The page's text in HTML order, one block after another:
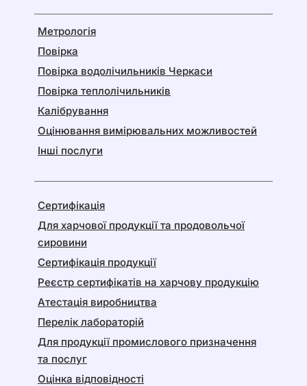
Метрологія
Повірка
Повірка водолічильників Черкаси
Повірка теплолічильників
Калібрування
Оцінювання вимірювальних можливостей
Інші послуги
Сертифікація
Для харчової продукції та продовольчої
сировини
Сертифікація продукції
Реєстр сертифікатів на харчову продукцію
Атестація виробництва
Перелік лабораторій
Для продукції промислового призначення
та послуг
Оцінка відповідності